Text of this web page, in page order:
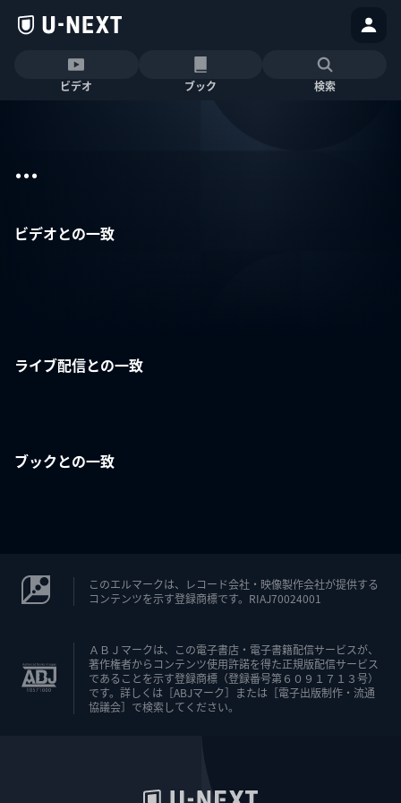
ビデオ ブック 検索
...
ビデオとの一致
ライブ配信との一致
ブックとの一致
このエルマークは、レコード会社・映像製作会社が提供する
コンテンツを示す登録商標です。RIAJ70024001
ＡＢＪマークは、この電子書店・電子書籍配信サービスが、
著作権者からコンテンツ使用許諾を得た正規版配信サービス
であることを示す登録商標（登録番号第６０９１７１３号）
です。詳しくは［ABJマーク］または［電子出版制作・流通
協議会］で検索してください。